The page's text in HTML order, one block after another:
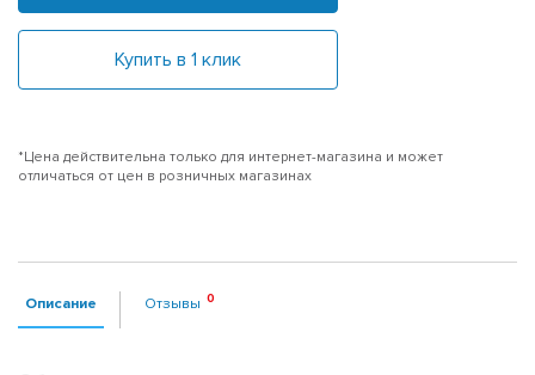
Купить в 1 клик
*Цена действительна только для интернет-магазина и может
отличаться от цен в розничных магазинах
Описание Отзывы